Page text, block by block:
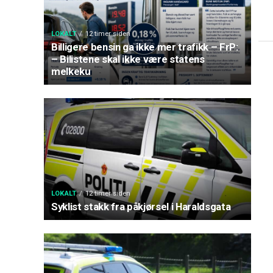
LOKALT 12 timer siden
Billigere bensin ga ikke mer trafikk – FrP:
– Bilistene skal ikke være statens
melkeku
LOKALT 12 timer siden
Syklist stakk fra påkjørsel i Haraldsgata